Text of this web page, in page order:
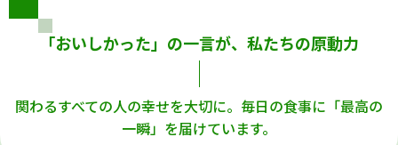
「おいしかった」の一言が、私たちの原動力
関わるすべての人の幸せを大切に。毎日の食事に「最高の
一瞬」を届けています。